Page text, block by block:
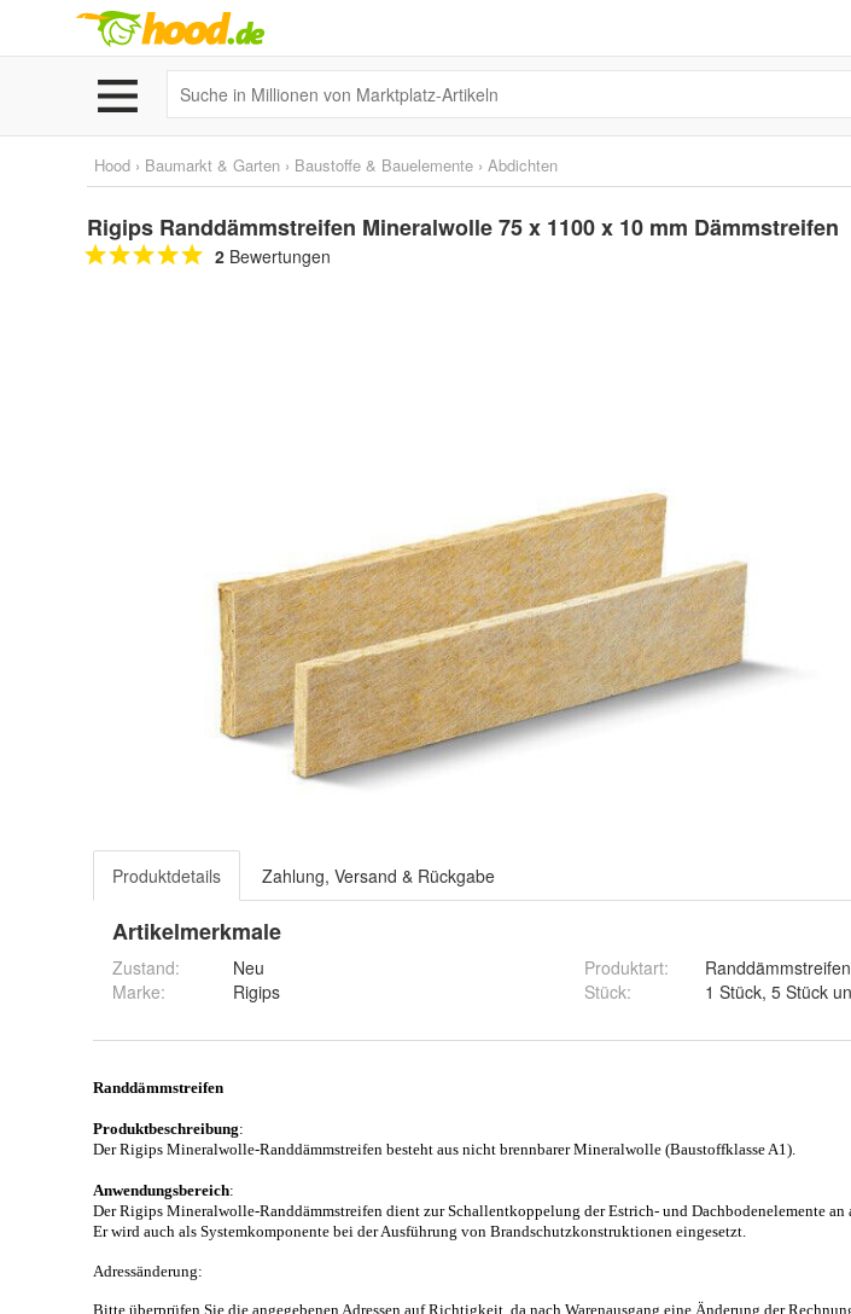
Hood › Baumarkt & Garten › Baustoffe & Bauelemente › Abdichten
Rigips Randdämmstreifen Mineralwolle 75 x 1100 x 10 mm Dämmstreifen
2 Bewertungen
Produktdetails Zahlung, Versand & Rückgabe
Artikelmerkmale
Zustand:
Neu
Marke:
Rigips
Produktart:
Randdämmstreifen
Stück: